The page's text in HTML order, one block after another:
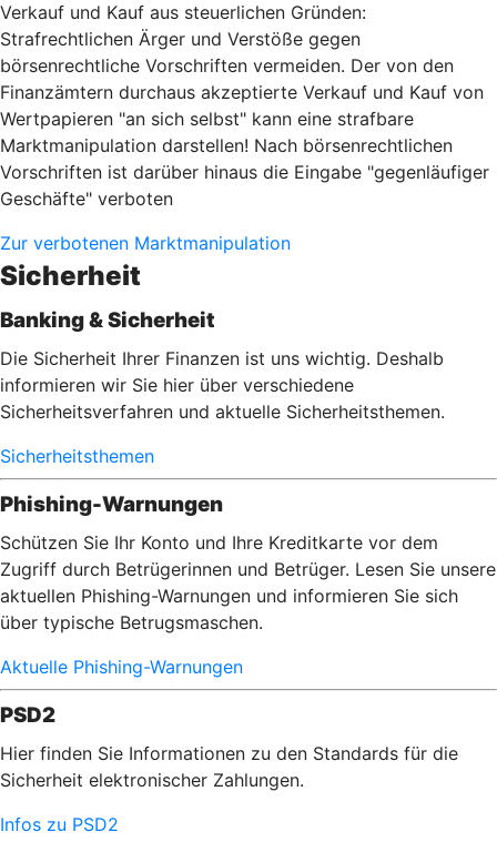
Verkauf und Kauf aus steuerlichen Gründen:
Strafrechtlichen Ärger und Verstöße gegen
börsenrechtliche Vorschriften vermeiden. Der von den
Finanzämtern durchaus akzeptierte Verkauf und Kauf von
Wertpapieren "an sich selbst" kann eine strafbare
Marktmanipulation darstellen! Nach börsenrechtlichen
Vorschriften ist darüber hinaus die Eingabe "gegenläufiger
Geschäfte" verboten
Zur verbotenen Marktmanipulation
Sicherheit
Banking & Sicherheit
Die Sicherheit Ihrer Finanzen ist uns wichtig. Deshalb
informieren wir Sie hier über verschiedene
Sicherheitsverfahren und aktuelle Sicherheitsthemen.
Sicherheitsthemen
Phishing-Warnungen
Schützen Sie Ihr Konto und Ihre Kreditkarte vor dem
Zugriff durch Betrügerinnen und Betrüger. Lesen Sie unsere
aktuellen Phishing-Warnungen und informieren Sie sich
über typische Betrugsmaschen.
Aktuelle Phishing-Warnungen
PSD2
Hier finden Sie Informationen zu den Standards für die
Sicherheit elektronischer Zahlungen.
Infos zu PSD2